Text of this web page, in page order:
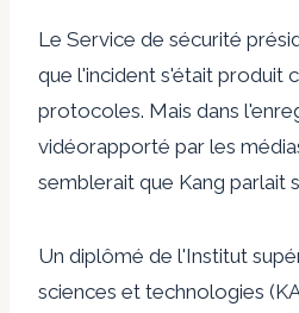
Le Service de sécurité
que l'incident s'était produit
protocoles. Mais dans
vidéorapporté par les
semblerait que Kang parlait
Un diplômé de l'Institut
sciences et technologies